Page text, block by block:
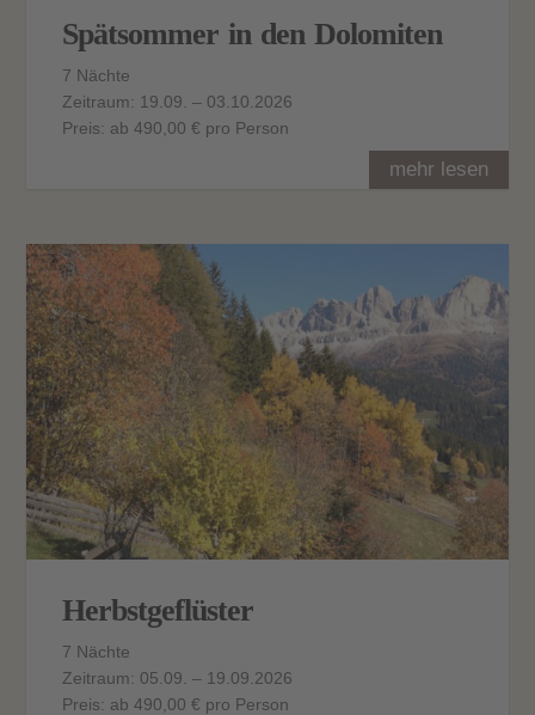
mehr lesen
Spätsommer in den Dolomiten
7 Nächte
Zeitraum: 19.09. – 03.10.2026
Preis: ab 490,00 € pro Person
Herbstgeflüster
7 Nächte
Zeitraum: 05.09. – 19.09.2026
Preis: ab 490,00 € pro Person